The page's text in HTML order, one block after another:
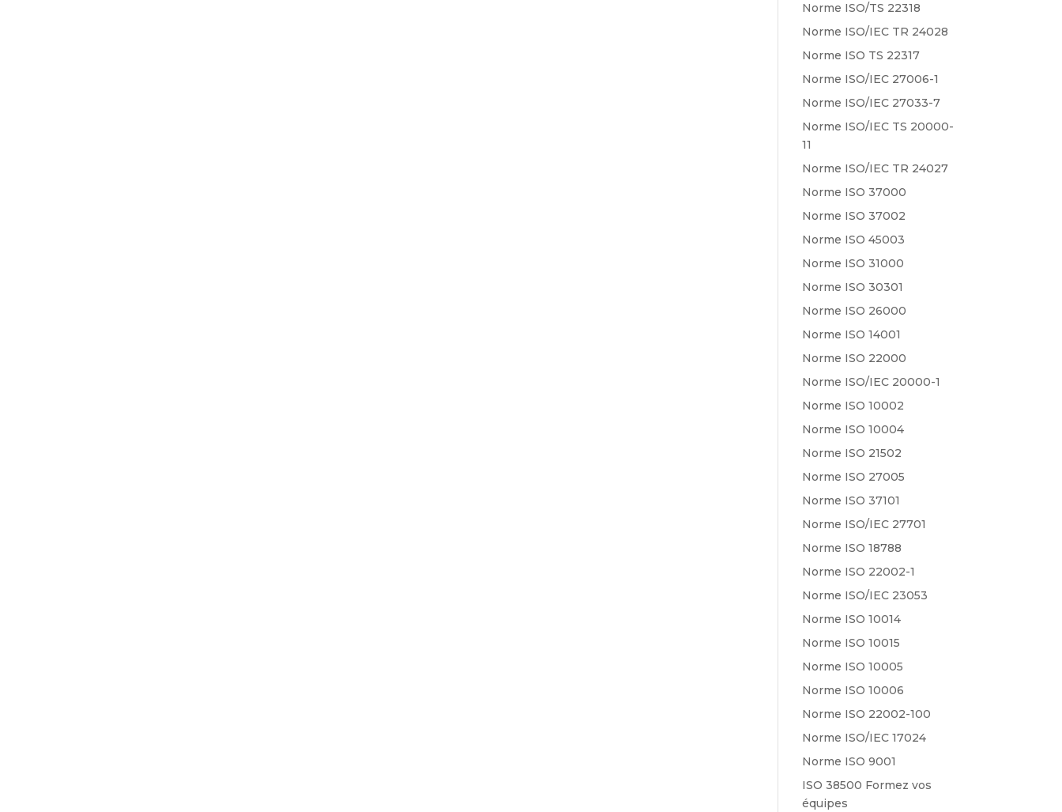
Norme ISO/TS 22318
Norme ISO/IEC TR 24028
Norme ISO TS 22317
Norme ISO/IEC 27006-1
Norme ISO/IEC 27033-7
Norme ISO/IEC TS 20000-
11
Norme ISO/IEC TR 24027
Norme ISO 37000
Norme ISO 37002
Norme ISO 45003
Norme ISO 31000
Norme ISO 30301
Norme ISO 26000
Norme ISO 14001
Norme ISO 22000
Norme ISO/IEC 20000-1
Norme ISO 10002
Norme ISO 10004
Norme ISO 21502
Norme ISO 27005
Norme ISO 37101
Norme ISO/IEC 27701
Norme ISO 18788
Norme ISO 22002-1
Norme ISO/IEC 23053
Norme ISO 10014
Norme ISO 10015
Norme ISO 10005
Norme ISO 10006
Norme ISO 22002-100
Norme ISO/IEC 17024
Norme ISO 9001
ISO 38500 Formez vos
équipes